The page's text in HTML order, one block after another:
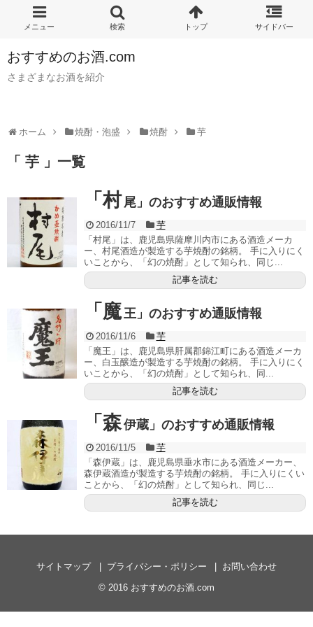
おすすめのお酒.com
さまざまなお酒を紹介
ホーム 焼酎・泡盛 焼酎 芋
「 芋 」一覧
「村 尾」のおすすめ通販情報
2016/11/7
芋
「村尾」は、鹿児島県薩摩川内市にある酒造メーカ
ー、村尾酒造が製造する芋焼酎の銘柄。 手に入りにく
いことから、「幻の焼酎」として知られ、同じ...
記事を読む
「魔王」のおすすめ通販情報
2016/11/6
芋
「魔王」は、鹿児島県肝属郡錦江町にある酒造メーカ
ー、白玉醸造が製造する芋焼酎の銘柄。 手に入りにく
いことから、「幻の焼酎」として知られ、同...
記事を読む
「森伊蔵」のおすすめ通販情報
2016/11/5
芋
「森伊蔵」は、鹿児島県垂水市にある酒造メーカー、
森伊蔵酒造が製造する芋焼酎の銘柄。 手に入りにくい
ことから、「幻の焼酎」として知られ、同じ...
記事を読む
サイトマップ プライバシー・ポリシー
お問い合わせ
© 2016 おすすめのお酒.com